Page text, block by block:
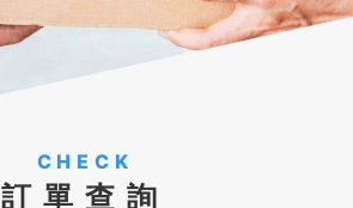
CHECK
訂單查詢